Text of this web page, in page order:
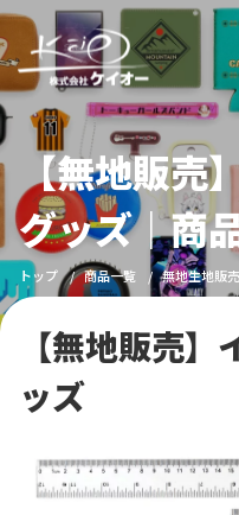
【無地販売
グッズ｜商
トップ 商品一覧 無地生地販売
【無地販売
ッズ